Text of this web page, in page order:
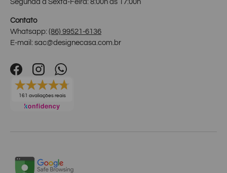
Segunda à Sexta-Feira: 8:00h às 17:00h
Contato
Whatsapp: (86) 99521-6136
E-mail: sac@designecasa.com.br
FacebookInstagramWhatsApp
161 avaliações reais